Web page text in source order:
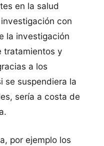
en la salud
con
la investigación
tratamientos y
a los
se suspendiera la
serí­a a costa de
por ejemplo los